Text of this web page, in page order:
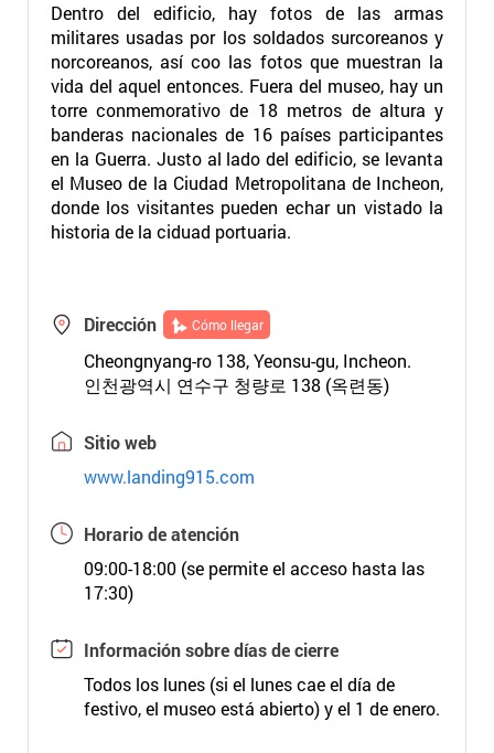
Dentro del edificio, hay fotos de las armas
militares usadas por los soldados surcoreanos y
norcoreanos, así coo las fotos que muestran la
vida del aquel entonces. Fuera del museo, hay un
torre conmemorativo de 18 metros de altura y
banderas nacionales de 16 países participantes
en la Guerra. Justo al lado del edificio, se levanta
el Museo de la Ciudad Metropolitana de Incheon,
donde los visitantes pueden echar un vistado la
historia de la ciduad portuaria.
Dirección Cómo llegar
Cheongnyang-ro 138, Yeonsu-gu, Incheon.
인천광역시 연수구 청량로 138 (옥련동)
Sitio web
www.landing915.com
Horario de atención
09:00-18:00 (se permite el acceso hasta las
17:30)
Información sobre días de cierre
Todos los lunes (si el lunes cae el día de
festivo, el museo está abierto) y el 1 de enero.